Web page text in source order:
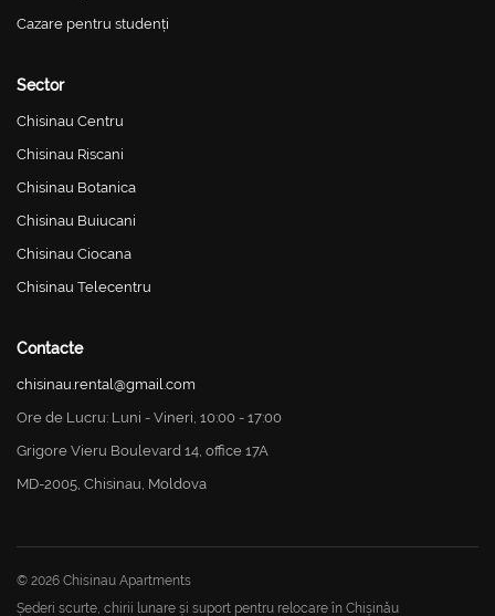
Cazare pentru studenți
Sector
Chisinau Centru
Chisinau Riscani
Chisinau Botanica
Chisinau Buiucani
Chisinau Ciocana
Chisinau Telecentru
Contacte
chisinau.rental@gmail.com
Ore de Lucru: Luni - Vineri, 10:00 - 17:00
Grigore Vieru Boulevard 14, office 17A
MD-2005, Chisinau, Moldova
© 2026 Chisinau Apartments
Șederi scurte, chirii lunare și suport pentru relocare în Chișinău